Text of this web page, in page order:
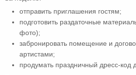
отправить приглашения гостям;
подготовить раздаточные
фото);
забронировать помещение и
артистами;
продумать праздничный дресс-код